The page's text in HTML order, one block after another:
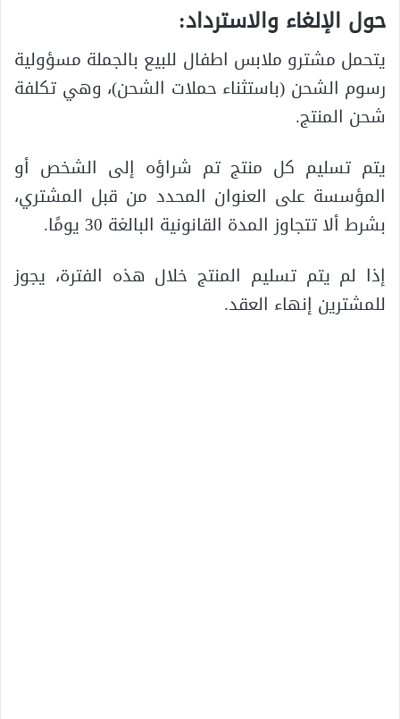
حول الإلغاء والاسترداد:
يتحمل مشترو ملابس اطفال للبيع بالجملة مسؤولية
رسوم الشحن (باستثناء حملات الشحن)، وهي تكلفة
شحن المنتج.
يتم تسليم كل منتج تم شراؤه إلى الشخص أو
المؤسسة على العنوان المحدد من قبل المشتري،
بشرط ألا تتجاوز المدة القانونية البالغة 30 يومًا.
إذا لم يتم تسليم المنتج خلال هذه الفترة، يجوز
للمشترين إنهاء العقد.